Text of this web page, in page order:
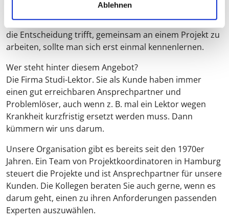
Ablehnen
Unterstützung wünschen? Wer aus unserem Team ist
die ideale Person, um Sie zu unterstützen? Bevor man
die Entscheidung trifft, gemeinsam an einem Projekt zu
arbeiten, sollte man sich erst einmal kennenlernen.
Wer steht hinter diesem Angebot?
Die Firma Studi-Lektor. Sie als Kunde haben immer
einen gut erreichbaren Ansprechpartner und
Problemlöser, auch wenn z. B. mal ein Lektor wegen
Krankheit kurzfristig ersetzt werden muss. Dann
kümmern wir uns darum.
Unsere Organisation gibt es bereits seit den 1970er
Jahren. Ein Team von Projektkoordinatoren in Hamburg
steuert die Projekte und ist Ansprechpartner für unsere
Kunden. Die Kollegen beraten Sie auch gerne, wenn es
darum geht, einen zu ihren Anforderungen passenden
Experten auszuwählen.